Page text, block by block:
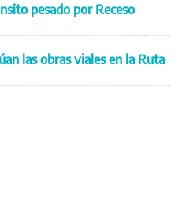
pesado por Receso
las obras viales en la Ruta